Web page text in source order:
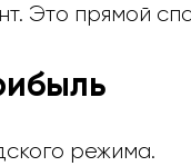
Это прямой
режима.